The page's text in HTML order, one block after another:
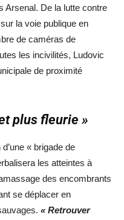
Arsenal. De la lutte contre
la voie publique en
de caméras de
les incivilités, Ludovic
de proximité
plus fleurie »
« brigade de
les atteintes à
des encombrants
se déplacer en
« Retrouver